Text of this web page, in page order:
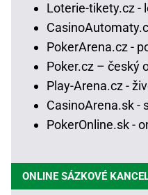
Loterie-tikety.cz -
PokerArena.cz -
Poker.cz – český
Play-Arena.cz -
CasinoArena.sk -
PokerOnline.sk -
ONLINE SÁZKOVÉ